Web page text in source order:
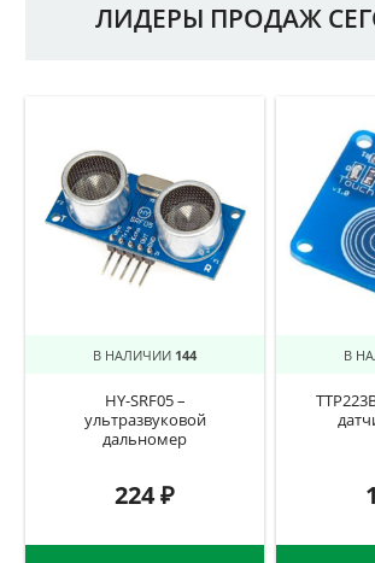
ЛИДЕРЫ ПРОДАЖ
В НАЛИЧИИ 144
HY-SRF05 –
ультразвуковой
дальномер
224₽
В